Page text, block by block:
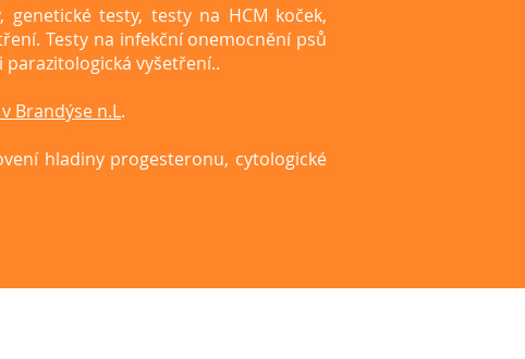
testy, testy na HCM koček,
Testy na infekční onemocnění psů
parazitologická vyšetření..
Brandýse n.L.
hladiny progesteronu, cytologické